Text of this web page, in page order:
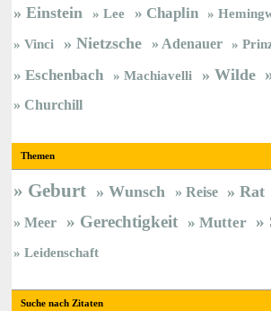
Einstein Lee Chaplin
Vinci Nietzsche Adenauer
Eschenbach Machiavelli Wilde
Churchill
Themen
Geburt Wunsch Reise Rat
Meer
Gerechtigkeit Mutter
Leidenschaft
Suche nach Zitaten